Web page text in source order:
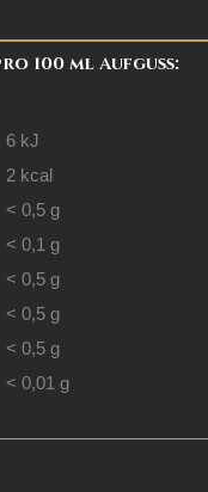
100 ml Aufguss:
6 kJ
2 kcal
< 0,5 g
< 0,1 g
< 0,5 g
< 0,5 g
< 0,5 g
< 0,01 g